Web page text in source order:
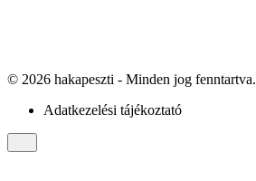
© 2026 hakapeszti - Minden jog fenntartva.
Adatkezelési tájékoztató